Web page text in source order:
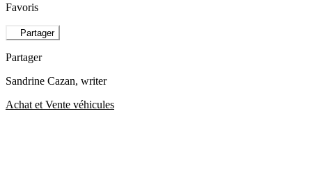
Favoris
Partager
Partager
Sandrine Cazan, writer
Achat et Vente véhicules